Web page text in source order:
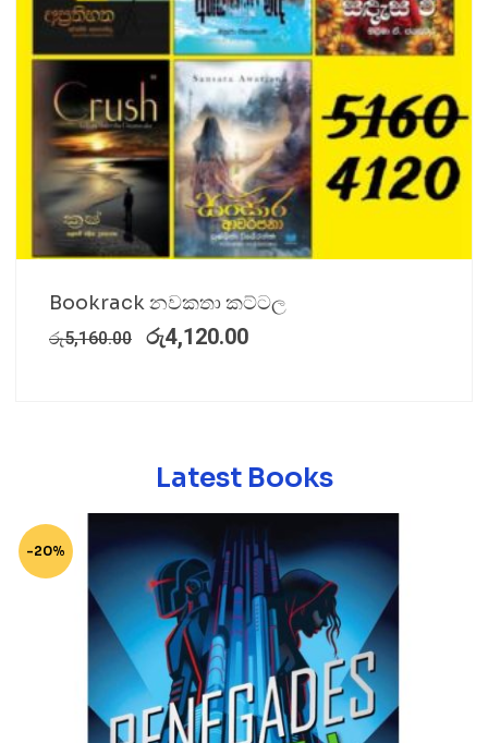
Bookrack නවකතා කට්ටල
රු5,160.00 රු4,120.00
Latest Books
-20%